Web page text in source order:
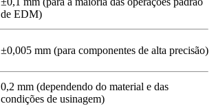
de EDM)
±0,005 mm (para componentes de alta precisão)
0,2 mm (dependendo do material e das
condições de usinagem)